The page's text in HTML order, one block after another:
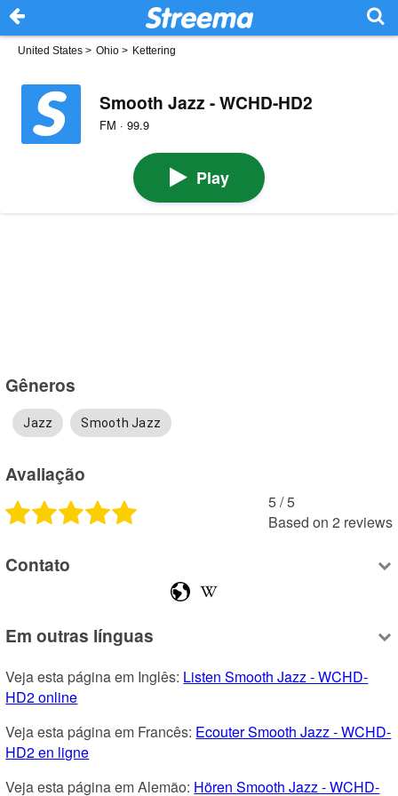
United States > Ohio > Kettering
Smooth Jazz - WCHD-HD2
FM · 99.9
Play
Gêneros
Jazz Smooth Jazz
Avaliação
5 /5
Based on 2 reviews
Contato
Em outras línguas
Veja esta página em Inglês: Listen Smooth Jazz - WCHD-
HD2 online
Veja esta página em Francês: Ecouter Smooth Jazz - WCHD-
HD2 en ligne
Veja esta página em Alemão: Hören Smooth Jazz - WCHD-